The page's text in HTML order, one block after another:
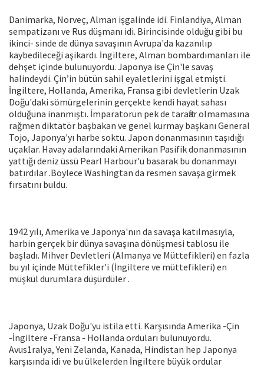
Danimarka, Norveç, Alman işgalinde idi. Finlandiya, Alman
sempatizanı ve Rus düşmanı idi. Birincisinde olduğu gibi bu
ikinci- sinde de dünya savaşının Avrupa'da kazanılıp
kaybedileceği aşikardı. İngiltere, Alman bombardımanları ile
dehşet içinde bulunuyordu. Japonya ise Çin'le savaş
halindeydi. Çin’in bütün sahil eyaletlerini işgal etmişti.
İngiltere, Hollanda, Amerika, Fransa gibi devletlerin Uzak
Doğu'daki sömürgelerinin gerçekte kendi hayat sahası
olduğuna inanmıştı. İmparatorun pek de taraftar olmamasına
rağmen diktatör başbakan ve genel kurmay başkanı General
Tojo, Japonya'yı harbe soktu. Japon donanmasının taşıdığı
uçaklar. Havay adalarındaki Amerikan Pasifik donanmasının
yattığı deniz üssü Pearl Harbour'u basarak bu donanmayı
batırdılar .Böylece Washingtan da resmen savaşa girmek
fırsatını buldu.
1942 yılı, Amerika ve Japonya'nın da savaşa katılmasıyla,
harbin gerçek bir dünya savaşına dönüşmesi tablosu ile
başladı. Mihver Devletleri (Almanya ve Müttefikleri) en fazla
bu yıl içinde Müttefikler'i (İngiltere ve müttefikleri) en
müşkül durumlara düşürdüler .
Japonya, Uzak Doğu'yu istila etti. Karşısında Amerika -Çin
-İngiltere -Fransa - Hollanda orduları bulunuyordu.
Avus1ralya, Yeni Zelanda, Kanada, Hindistan hep Japonya
karşısında idi ve bu ülkelerden İngiltere büyük ordular